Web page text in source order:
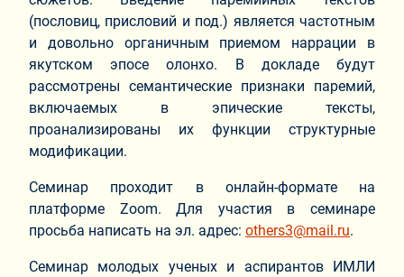
(пословиц, присловий и под.) является частотным
и довольно органичным приемом наррации в
якутском эпосе олонхо. В докладе будут
рассмотрены семантические признаки паремий,
включаемых в эпические тексты,
проанализированы их функции структурные
модификации.
Семинар проходит в онлайн-формате на
платформе Zoom. Для участия в семинаре
просьба написать на эл. адрес: others3@mail.ru.
Семинар молодых ученых и аспирантов ИМЛИ